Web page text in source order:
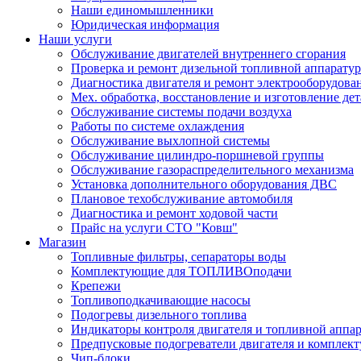
Наши единомышленники
Юридическая информация
Наши услуги
Обслуживание двигателей внутреннего сгорания
Проверка и ремонт дизельной топливной
Диагностика двигателя и ремонт
Мех. обработка, восстановление и изготовление
Обслуживание системы подачи воздуха
Работы по системе охлаждения
Обслуживание выхлопной системы
Обслуживание цилиндро-поршневой группы
Обслуживание газораспределительного механизма
Установка дополнительного оборудования ДВС
Плановое техобслуживание автомобиля
Диагностика и ремонт ходовой части
Прайс на услуги СТО "Ковш"
Магазин
Топливные фильтры, сепараторы воды
Комплектующие для ТОПЛИВОподачи
Крепежи
Топливоподкачивающие насосы
Подогревы дизельного топлива
Индикаторы контроля двигателя и топливной
Предпусковые подогреватели двигателя и
Чип-блоки